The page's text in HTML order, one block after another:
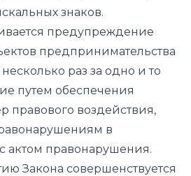
знаков.
предупреждение
предпринимательства
раз за одно и то
путем обеспечения
правового воздействия,
в
актом правонарушения.
Закона совершенствуется